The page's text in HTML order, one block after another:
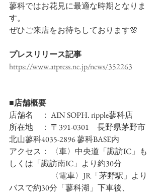
蓼科ではお花見に最適な時期となりま
す。
ぜひご来店をお待ちしております🌸
プレスリリース記事
https://www.atpress.ne.jp/news/352263
■店舗概要
店舗名　： AIN SOPH. ripple蓼科店
所在地　： 〒391-0301　長野県茅野市
北山蓼科4035-2896 蓼科BASE内
アクセス： 〈車〉中央道「諏訪IC」も
しくは「諏訪南IC」より約30分
〈電車〉JR「茅野駅」より
バスで約30分「蓼科湖」下車後、